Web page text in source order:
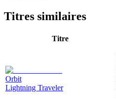
Titres similaires
Titre
Orbit
Lightning Traveler